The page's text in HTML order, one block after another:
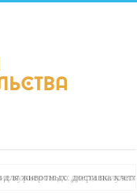
для животных: доставка